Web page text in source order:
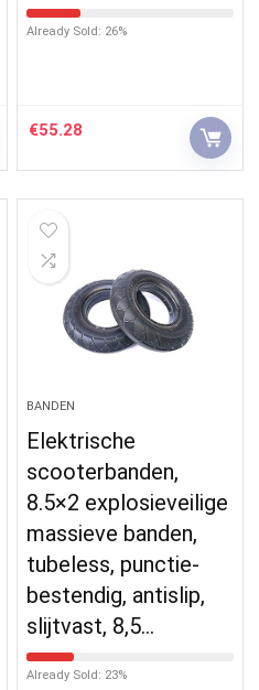
Already Sold: 26%
€55.28
BANDEN
Elektrische
scooterbanden,
8.5×2 explosieveilige
massieve banden,
tubeless, punctie-
bestendig, antislip,
slijtvast, 8,5…
Already Sold: 23%